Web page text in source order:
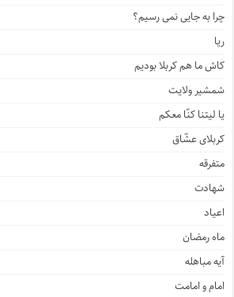
چرا به جایی نمی رسیم؟
ریا
کاش ما هم کربلا بودیم
شمشیر ولایت
یا لیتنا کنّا معکم
کربلای عشّاق
متفرقه
شهادت
اعیاد
ماه رمضان
آیه مباهله
امام و امامت